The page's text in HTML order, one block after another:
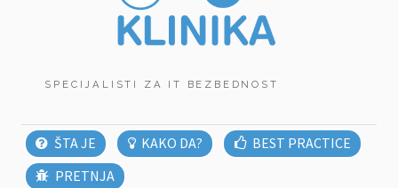
ŠTA JE KAKO DA?
BEST PRACTICE
PRETNJA
SPECIJALISTI ZA IT BEZBEDNOST